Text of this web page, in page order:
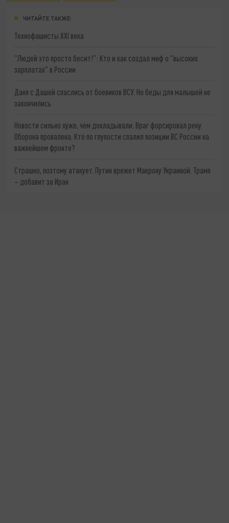
ЧИТАЙТЕ ТАКЖЕ:
Технофашисты XXI века
"Людей это просто бесит!": Кто и как создал миф о "высоких
зарплатах" в России
Даня с Дашей спаслись от боевиков ВСУ. Но беды для малышей не
закончились
Новости сильно хуже, чем докладывали. Враг форсировал реку.
Оборона провалена. Кто по глупости спалил позиции ВС России на
важнейшем фронте?
Страшно, поэтому атакует. Путин врежет Макрону Украиной. Трамп
– добавит за Иран